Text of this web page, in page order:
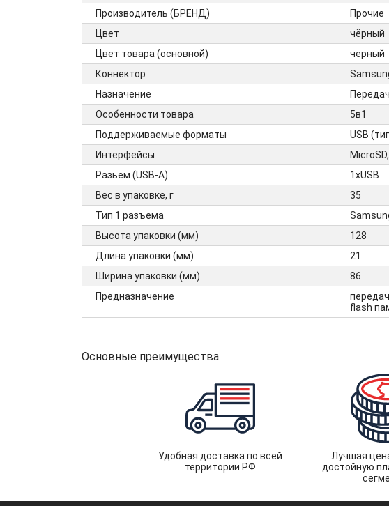
Производитель (БРЕНД)
Прочие
Цвет
чёрный
Цвет товара (основной)
черный
Коннектор
Назначение
Особенности товара
5в1
Поддерживаемые форматы
USB
Интерфейсы
Разьем (USB-A)
1xUSB
Вес в упаковке, г
35
Тип 1 разъема
Высота упаковки (мм)
128
Длина упаковки (мм)
21
Ширина упаковки (мм)
86
Предназначение
flash
Основные преимущества
Удобная доставка по всей
территории РФ
Лучшая
достойную